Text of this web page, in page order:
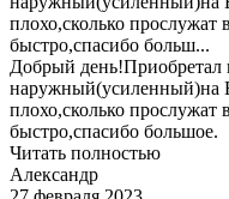
плохо,сколько
быстро,спасибо больш...
Добрый день!Приобретал
наружный(усиленный)на
плохо,сколько
быстро,спасибо большое.
Читать полностью
Александр